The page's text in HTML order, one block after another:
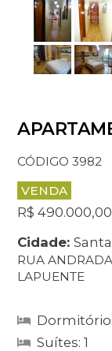
CÓDIGO 3982
VENDA
R$ 490.000,00
Cidade:
RUA
LAPUENTE
Suítes: 1